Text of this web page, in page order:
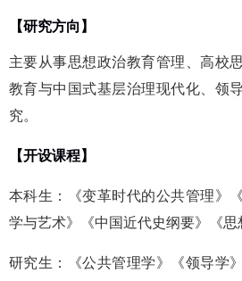
【研究方向】
主要从事思想政治教育管理、 高校
教育与中国式基层治理现代化、领导
究。
【开设课程】
本科生： 《变革时代的公共管理》《
学与艺术》《中国近代史纲要》《思
研究生： 《公共管理学》《领导学